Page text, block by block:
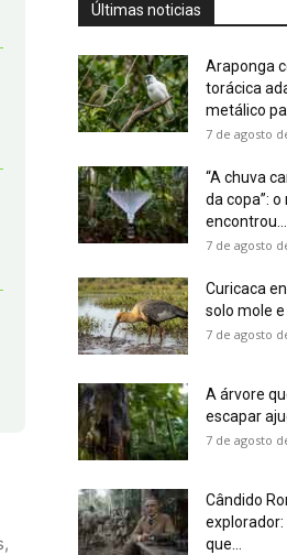
Últimas noticias
Araponga
torácica
metálico
7 de agosto
“A chuva
da copa”:
encontrou...
7 de agosto
Curicaca
solo mole e
7 de agosto
A árvore
escapar
7 de agosto
Cândido
que...